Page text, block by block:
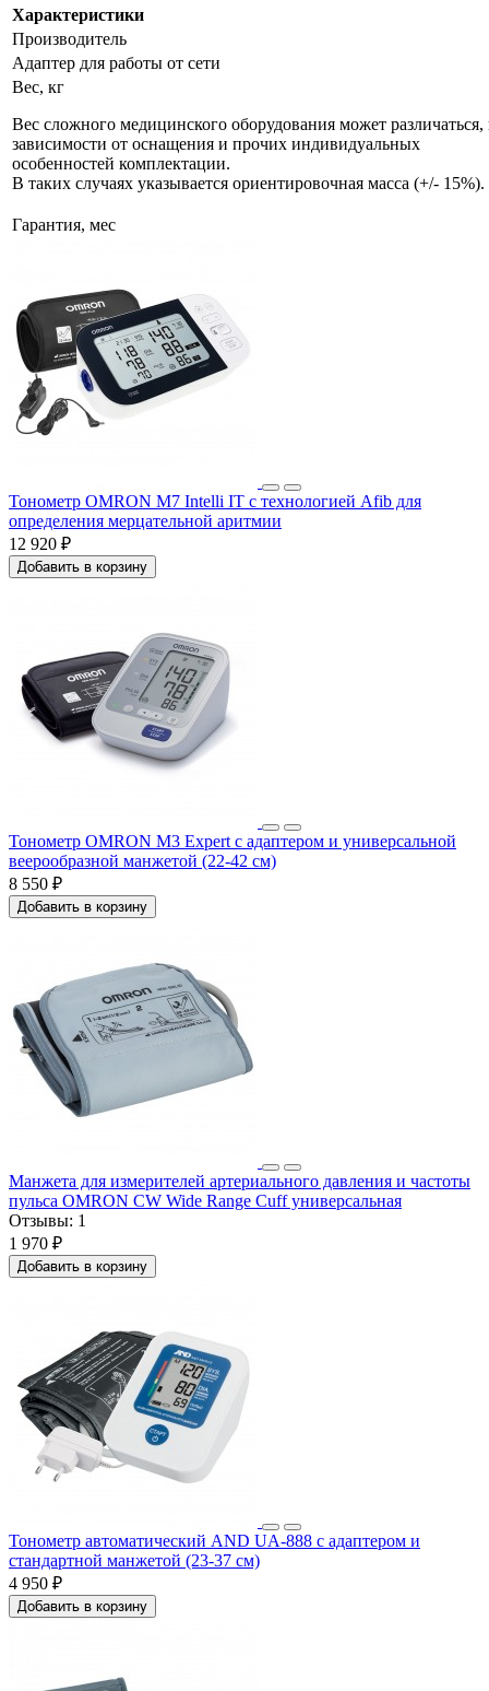
Характеристики
Производитель
Адаптер для работы от сети
Вес, кг
Вес сложного медицинского оборудования может различаться,
зависимости от оснащения и прочих индивидуальных
особенностей комплектации.
В таких случаях указывается ориентировочная масса (+/- 15%).
Гарантия, мес
Тонометр OMRON M7 Intelli IT c технологией Afib для
определения мерцательной аритмии
12 920 ₽
Добавить в корзину
Тонометр OMRON M3 Expert с адаптером и универсальной
веерообразной манжетой (22-42 см)
8 550 ₽
Добавить в корзину
Манжета для измерителей артериального давления и частоты
пульса OMRON CW Wide Range Cuff универсальная
Отзывы: 1
1 970 ₽
Добавить в корзину
Тонометр автоматический AND UA-888 с адаптером и
стандартной манжетой (23-37 см)
4 950 ₽
Добавить в корзину